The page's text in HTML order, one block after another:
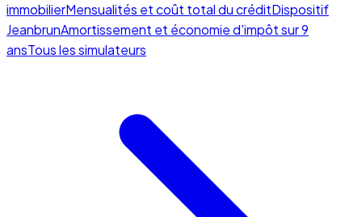
immobilierMensualités et coût total du créditDispositif
JeanbrunAmortissement et économie d'impôt sur 9
ansTous les simulateurs